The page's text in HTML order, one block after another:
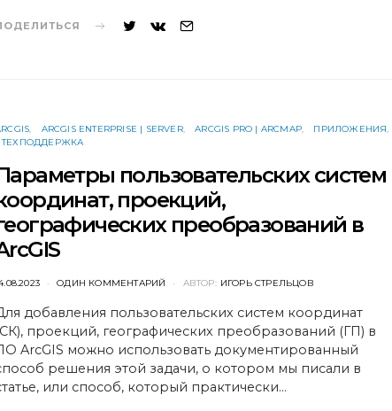
ARCGIS ENTERPRISE | SERVER ARCGIS PRO | ARCMAP
ПРИЛОЖЕНИЯ
ТЕХПОДДЕРЖКА
пользовательских систем
проекций,
преобразований в
ОДИН КОММЕНТАРИЙ АВТОР: ИГОРЬ СТРЕЛЬЦОВ
добавления пользовательских систем координат
проекций, географических преобразований (ГП) в
ArcGIS можно использовать документированный
решения этой задачи, о котором мы писали в
или способ, который практически…